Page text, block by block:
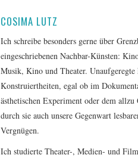
COSIMA LUTZ
Ich schreibe besonders gerne über
eingeschriebenen Nachbar-Künsten:
Musik, Kino und Theater.
Konstruiertheiten, egal ob im
ästhetischen Experiment oder dem
durch sie auch unsere Gegenwart
Vergnügen.
Ich studierte Theater-, Medien- und